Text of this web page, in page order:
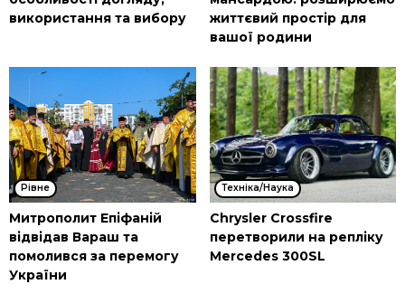
використання та вибору
життєвий простір для
вашої родини
Рівне
Митрополит Епіфаній
відвідав Вараш та
помолився за перемогу
України
Техніка/Наука
Chrysler Crossfire
перетворили на репліку
Mercedes 300SL